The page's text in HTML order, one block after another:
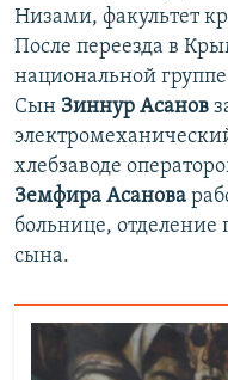
Низами, факультет
После переезда в
национальной
Cын Зиннур Асанов
хлебзаводе
Земфира Асанова
больнице,
сына.